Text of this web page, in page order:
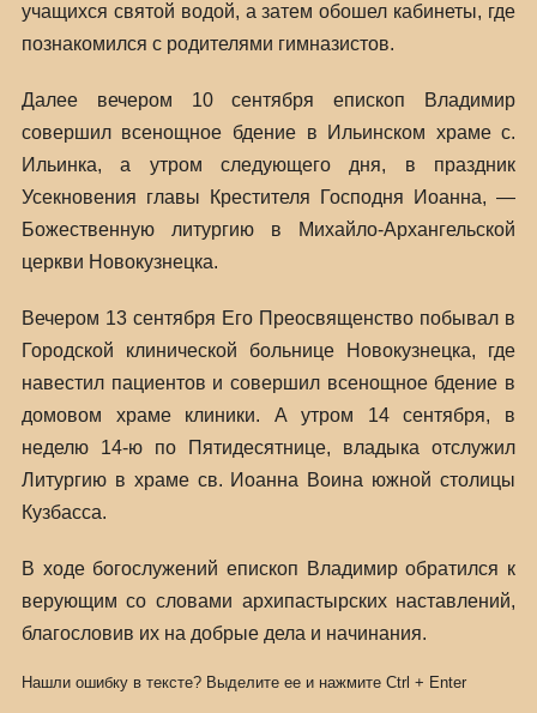
учащихся святой водой, а затем обошел кабинеты, где
познакомился с родителями гимназистов.
Далее вечером 10 сентября епископ Владимир
совершил всенощное бдение в Ильинском храме с.
Ильинка, а утром следующего дня, в праздник
Усекновения главы Крестителя Господня Иоанна, —
Божественную литургию в Михайло-Архангельской
церкви Новокузнецка.
Вечером 13 сентября Его Преосвященство побывал в
Городской клинической больнице Новокузнецка, где
навестил пациентов и совершил всенощное бдение в
домовом храме клиники. А утром 14 сентября, в
неделю 14-ю по Пятидесятнице, владыка отслужил
Литургию в храме св. Иоанна Воина южной столицы
Кузбасса.
В ходе богослужений епископ Владимир обратился к
верующим со словами архипастырских наставлений,
благословив их на добрые дела и начинания.
Нашли ошибку в тексте? Выделите ее и нажмите Ctrl + Enter